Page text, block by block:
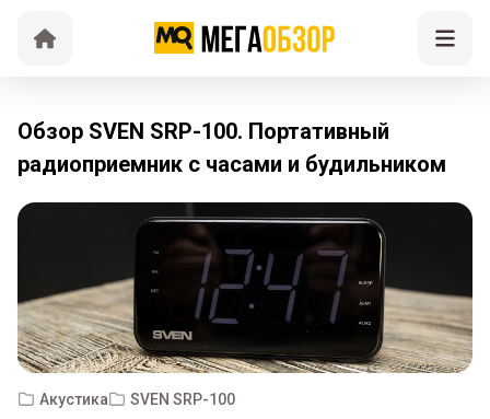
Обзор SVEN SRP-100. Портативный
радиоприемник с часами и будильником
Акустика SVEN SRP-100